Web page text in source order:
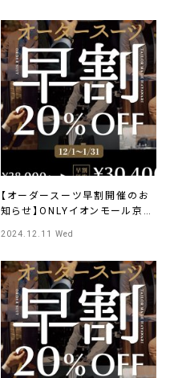
【オーダースーツ早割開催のお
知らせ】ONLYイオンモール京都
2024.12.11 Wed